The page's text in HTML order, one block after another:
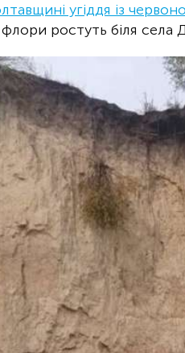
угіддя із
флори ростуть біля села